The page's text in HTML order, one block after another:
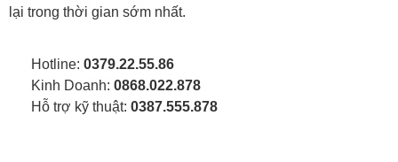
lại trong thời gian sớm nhất.
Hotline: 0379.22.55.86
Kinh Doanh: 0868.022.878
Hỗ trợ kỹ thuật: 0387.555.878